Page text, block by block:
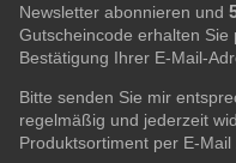
Newsletter abonnieren und
Gutscheincode erhalten
Bestätigung Ihrer E-Mail-
Bitte senden Sie mir
regelmäßig und jederzeit
Produktsortiment per E-Mail